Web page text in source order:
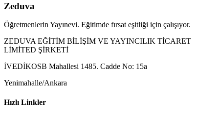
Zeduva
Öğretmenlerin Yayınevi. Eğitimde fırsat eşitliği için çalışıyor.
ZEDUVA EĞİTİM BİLİŞİM VE YAYINCILIK TİCARET
LİMİTED ŞİRKETİ
İVEDİKOSB Mahallesi 1485. Cadde No: 15a
Yenimahalle/Ankara
Hızlı Linkler